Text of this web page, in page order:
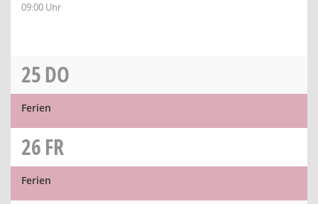
09:00 Uhr
25DO
Ferien
26FR
Ferien